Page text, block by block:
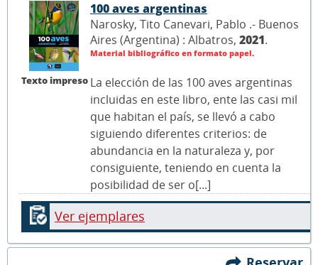
Texto impreso
100 aves argentinas
Narosky, Tito Canevari, Pablo .- Buenos
Aires (Argentina) : Albatros, 2021.
Material bibliográfico en formato papel.
La elección de las 100 aves argentinas
incluidas en este libro, ente las casi mil
que habitan el país, se llevó a cabo
siguiendo diferentes criterios: de
abundancia en la naturaleza y, por
consiguiente, teniendo en cuenta la
posibilidad de ser o[...]
Ver ejemplares